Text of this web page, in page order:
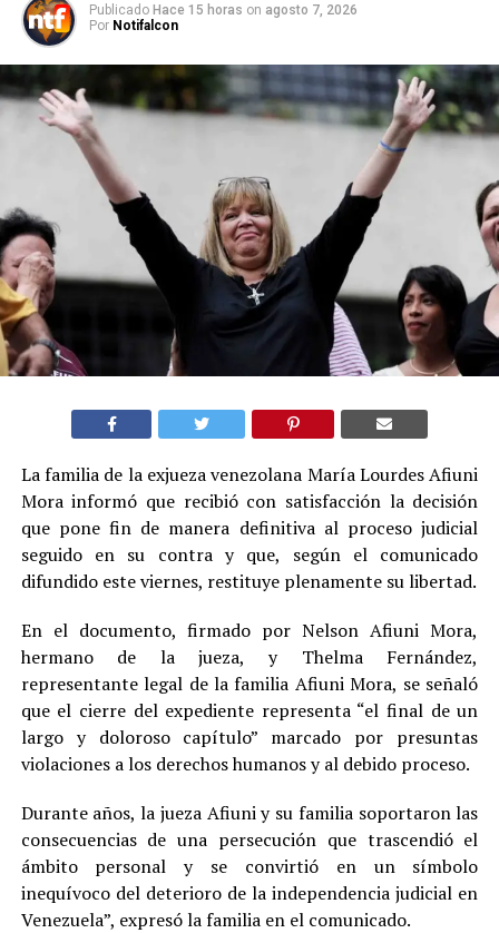
Publicado Hace 15 horas on agosto 7, 2026
Por Notifalcon
La familia de la exjueza venezolana María Lourdes Afiuni
Mora informó que recibió con satisfacción la decisión
que pone fin de manera definitiva al proceso judicial
seguido en su contra y que, según el comunicado
difundido este viernes, restituye plenamente su libertad.
En el documento, firmado por Nelson Afiuni Mora,
hermano de la jueza, y Thelma Fernández,
representante legal de la familia Afiuni Mora, se señaló
que el cierre del expediente representa “el final de un
largo y doloroso capítulo” marcado por presuntas
violaciones a los derechos humanos y al debido proceso.
Durante años, la jueza Afiuni y su familia soportaron las
consecuencias de una persecución que trascendió el
ámbito personal y se convirtió en un símbolo
inequívoco del deterioro de la independencia judicial en
Venezuela”, expresó la familia en el comunicado.